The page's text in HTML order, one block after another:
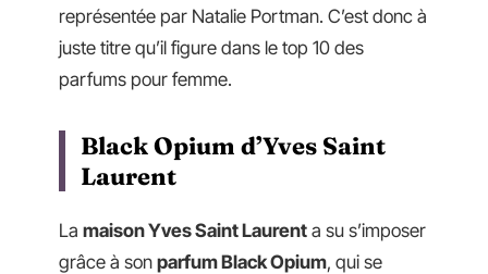
représentée par Natalie Portman. C’est donc à
juste titre qu’il figure dans le top 10 des
parfums pour femme.
Black Opium d’Yves Saint
Laurent
La maison Yves Saint Laurent a su s’imposer
grâce à son parfum Black Opium, qui se